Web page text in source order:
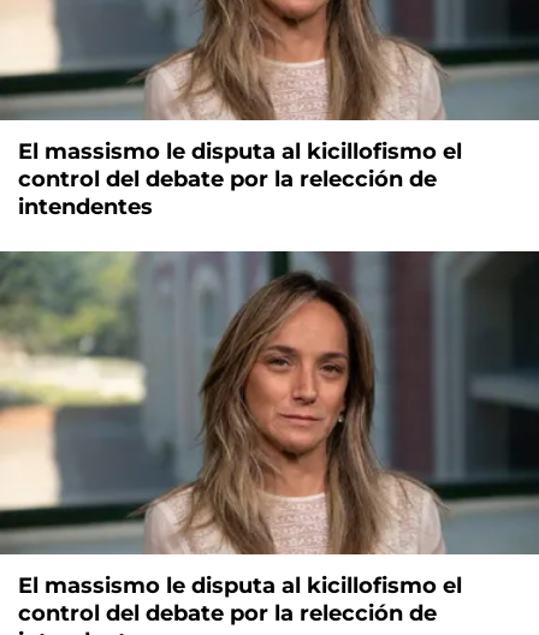
El massismo le disputa al kicillofismo el
control del debate por la relección de
intendentes
El massismo le disputa al kicillofismo el
control del debate por la relección de